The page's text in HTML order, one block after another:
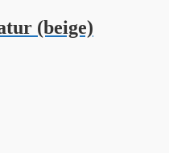
(beige)